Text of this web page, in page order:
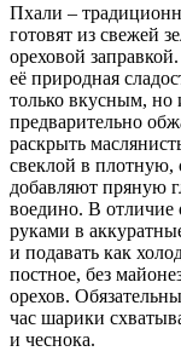
Пхали –
готовят из свежей
ореховой
её природная
только вкусным, но
предварительно
раскрыть
свеклой в плотную,
добавляют пряную
воедино. В отличие
руками в
и подавать как
постное, без
орехов.
час шарики
и чеснока.